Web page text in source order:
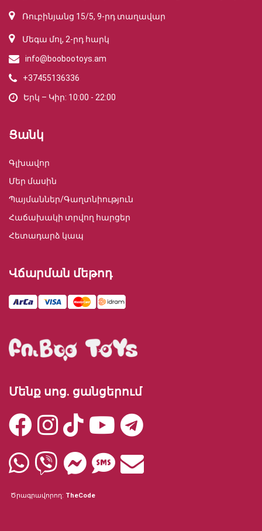
Ռուբինյանց 15/5, 9-րդ տաղավար
Մեգա մոլ, 2-րդ հարկ
info@boobootoys.am
+37455136336
Երկ – Կիր: 10:00 - 22:00
Ցանկ
Գլխավոր
Մեր մասին
Պայմաններ/Գաղտնիություն
Հաճախակի տրվող հարցեր
Հետադարձ կապ
Վճարման մեթոդ
Մենք սոց. ցանցերում
Ծրագրավորող: TheCode